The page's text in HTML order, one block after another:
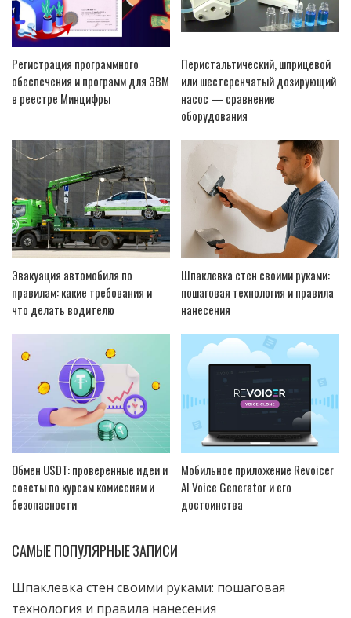
Регистрация программного
обеспечения и программ для ЭВМ
в реестре Минцифры
Перистальтический, шприцевой
или шестеренчатый дозирующий
насос — сравнение
оборудования
Эвакуация автомобиля по
правилам: какие требования и
что делать водителю
Шпаклевка стен своими руками:
пошаговая технология и правила
нанесения
Обмен USDT: проверенные идеи и
советы по курсам комиссиям и
безопасности
Мобильное приложение Revoicer
AI Voice Generator и его
достоинства
САМЫЕ ПОПУЛЯРНЫЕ ЗАПИСИ
Шпаклевка стен своими руками: пошаговая
технология и правила нанесения